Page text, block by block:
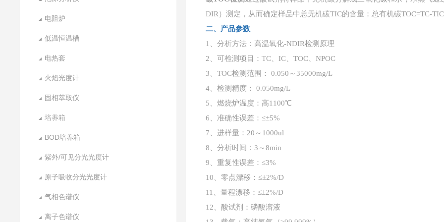
电阻炉
低温恒温槽
电热套
火焰光度计
固相萃取仪
培养箱
BOD培养箱
紫外/可见分光光度计
原子吸收分光光度计
气相色谱仪
离子色谱仪
DIR）测定，从而确定样品中总无机碳TIC的含量；总有机碳TOC=TC-
二、产品参数
1、分析方法：高温氧化-NDIR检测原理
2、可检测项目：TC、IC、TOC、NPOC
3、TOC检测范围： 0.050～35000mg/L
4、检测精度： 0.050mg/L
5、燃烧炉温度：高1100℃
6、准确性误差：≤±5%
7、进样量：20～1000ul
8、分析时间：3～8min
9、重复性误差：≤3%
10、零点漂移：≤±2%/D
11、量程漂移：≤±2%/D
12、酸试剂：磷酸溶液